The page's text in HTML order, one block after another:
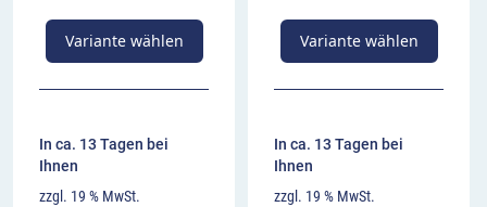
Variante wählen
In ca. 13 Tagen bei
Ihnen
zzgl. 19 % MwSt.
Variante wählen
In ca. 13 Tagen bei
Ihnen
zzgl. 19 % MwSt.